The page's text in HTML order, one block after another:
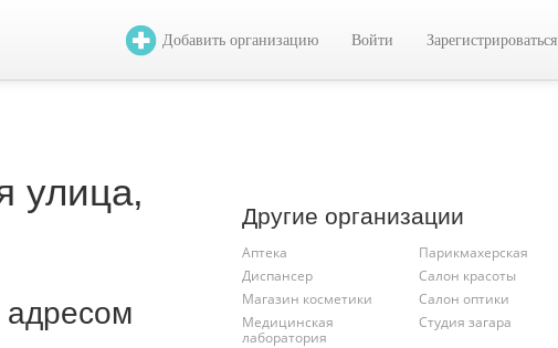
Добавить организацию Войти Зарегистрироваться
улица,
адресом
Другие организации
Аптека
Диспансер
Магазин косметики
Медицинская
лаборатория
Парикмахерская
Салон красоты
Салон оптики
Студия загара